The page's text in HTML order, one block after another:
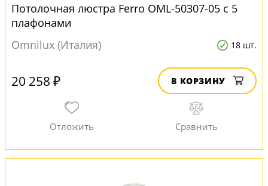
Потолочная люстра Ferro OML-50307-05 с 5
плафонами
Omnilux (Италия)
18 шт.
20 258 ₽ В КОРЗИНУ